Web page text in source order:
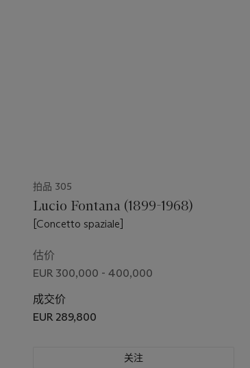
拍品 305
Lucio Fontana (1899-1968)
[Concetto spaziale]
估价
EUR 300,000 - 400,000
成交价
EUR 289,800
关注